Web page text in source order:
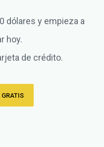
dólares y empieza a
hoy.
de crédito.
GRATIS